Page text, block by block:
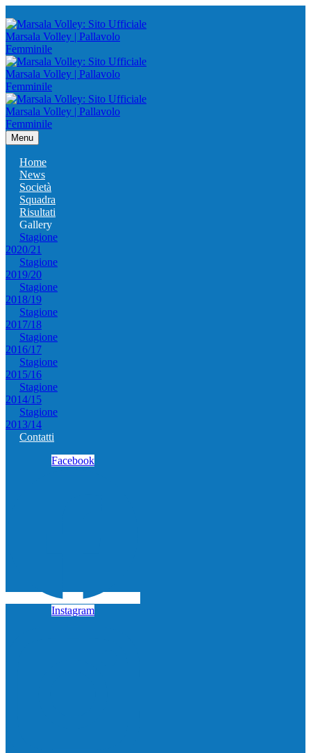
Menu
Home
News
Società
Squadra
Risultati
Gallery
Stagione
2020/21
Stagione
2019/20
Stagione
2018/19
Stagione
2017/18
Stagione
2016/17
Stagione
2015/16
Stagione
2014/15
Stagione
2013/14
Contatti
Facebook
Instagram